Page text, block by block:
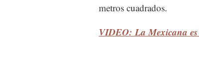
metros cuadrados.
VIDEO: La Mexicana es